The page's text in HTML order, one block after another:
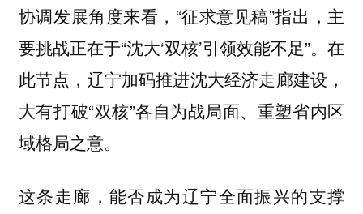
协调发展角度来看，“征求意见稿”指出，主
要挑战正在于“沈大‘双核’引领效能不足”。在
此节点，辽宁加码推进沈大经济走廊建设，
大有打破“双核”各自为战局面、重塑省内区
域格局之意。
这条走廊，能否成为辽宁全面振兴的支撑